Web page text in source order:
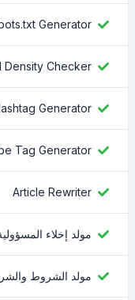
Generator
Density Checker
Generator
Tag Generator
Article Rewriter
مولد إخلاء
مولد الشروط